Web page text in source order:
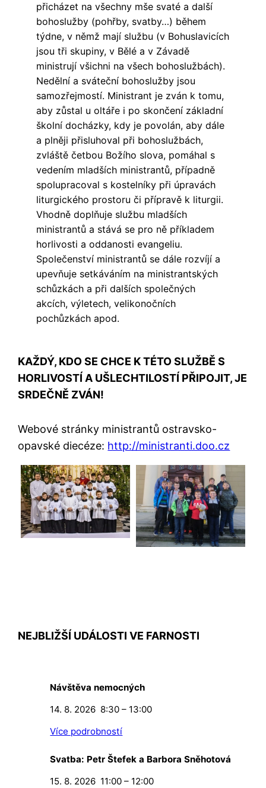
přicházet na všechny mše svaté a další
bohoslužby (pohřby, svatby…) během
týdne, v němž mají službu (v Bohuslavicích
jsou tři skupiny, v Bělé a v Závadě
ministrují všichni na všech bohoslužbách).
Nedělní a sváteční bohoslužby jsou
samozřejmostí. Ministrant je zván k tomu,
aby zůstal u oltáře i po skončení základní
školní docházky, kdy je povolán, aby dále
a plněji přisluhoval při bohoslužbách,
zvláště četbou Božího slova, pomáhal s
vedením mladších ministrantů, případně
spolupracoval s kostelníky při úpravách
liturgického prostoru či přípravě k liturgii.
Vhodně doplňuje službu mladších
ministrantů a stává se pro ně příkladem
horlivosti a oddanosti evangeliu.
Společenství ministrantů se dále rozvíjí a
upevňuje setkáváním na ministrantských
schůzkách a při dalších společných
akcích, výletech, velikonočních
pochůzkách apod.
KAŽDÝ, KDO SE CHCE K TÉTO SLUŽBĚ S
HORLIVOSTÍ A UŠLECHTILOSTÍ PŘIPOJIT, JE
SRDEČNĚ ZVÁN!
Webové stránky ministrantů ostravsko-
opavské diecéze: http://ministranti.doo.cz
NEJBLIŽŠÍ UDÁLOSTI VE FARNOSTI
Návštěva nemocných
14. 8. 2026 8:30 – 13:00
Více podrobností
Svatba: Petr Štefek a Barbora Sněhotová
15. 8. 2026 11:00 – 12:00